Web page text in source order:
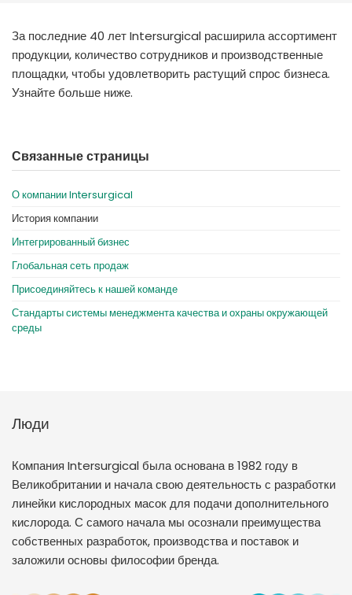
France
International English
За последние 40 лет Intersurgical расширила ассортимент
продукции, количество сотрудников и производственные
площадки, чтобы удовлетворить растущий спрос бизнеса.
Узнайте больше ниже.
Связанные страницы
О компании Intersurgical
История компании
Интегрированный бизнес
Глобальная сеть продаж
Присоединяйтесь к нашей команде
Стандарты системы менеджмента качества и охраны окружающей
среды
Люди
Компания Intersurgical была основана в 1982 году в
Великобритании и начала свою деятельность с разработки
линейки кислородных масок для подачи дополнительного
кислорода. С самого начала мы осознали преимущества
собственных разработок, производства и поставок и
заложили основы философии бренда.